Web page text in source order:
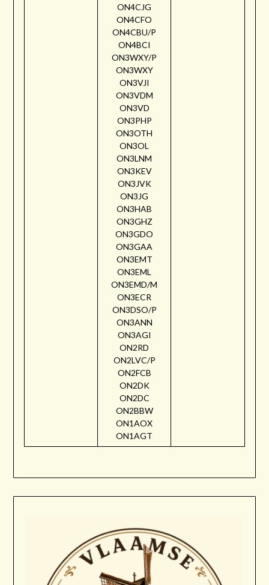
ON4CJG
ON4CFO
ON4CBU/P
ON4BCI
ON3WXY/P
ON3WXY
ON3VJI
ON3VDM
ON3VD
ON3PHP
ON3OTH
ON3OL
ON3LNM
ON3KEV
ON3JVK
ON3JG
ON3HAB
ON3GHZ
ON3GDO
ON3GAA
ON3EMT
ON3EML
ON3EMD/M
ON3ECR
ON3DSO/P
ON3ANN
ON3AGI
ON2RD
ON2LVC/P
ON2FCB
ON2DK
ON2DC
ON2BBW
ON1AOX
ON1AGT